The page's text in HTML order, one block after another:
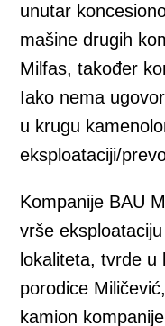
unutar
mašine drugih
Milfas, također
Iako nema
u krugu
eksploataciji/
Kompanije BAU
vrše
lokaliteta, tvrde u
porodice
kamion